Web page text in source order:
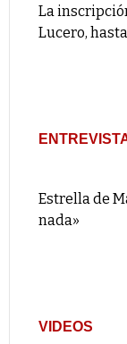
La
Lucero,
Estrella de
nada»
VIDEOS